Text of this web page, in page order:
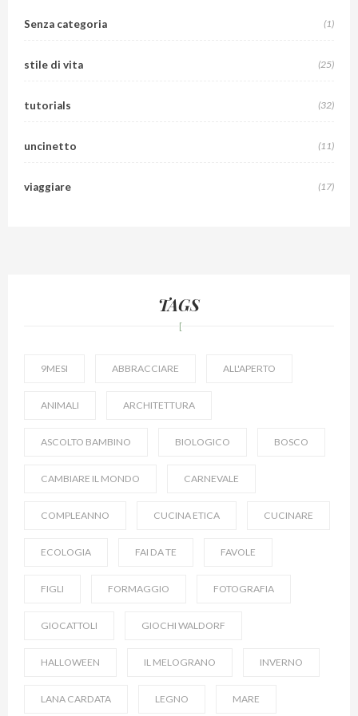
Senza categoria (1)
stile di vita (25)
tutorials (32)
uncinetto (11)
viaggiare (17)
TAGS
9MESI ABBRACCIARE ALL'APERTO
ANIMALI ARCHITETTURA
ASCOLTO BAMBINO BIOLOGICO BOSCO
CAMBIARE IL MONDO CARNEVALE
COMPLEANNO CUCINA ETICA CUCINARE
ECOLOGIA FAI DA TE FAVOLE
FIGLI FORMAGGIO FOTOGRAFIA
GIOCATTOLI GIOCHI WALDORF
HALLOWEEN IL MELOGRANO INVERNO
LANA CARDATA LEGNO MARE